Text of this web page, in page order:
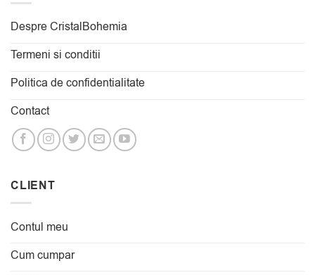
Despre CristalBohemia
Termeni si conditii
Politica de confidentialitate
Contact
CLIENT
Contul meu
Cum cumpar